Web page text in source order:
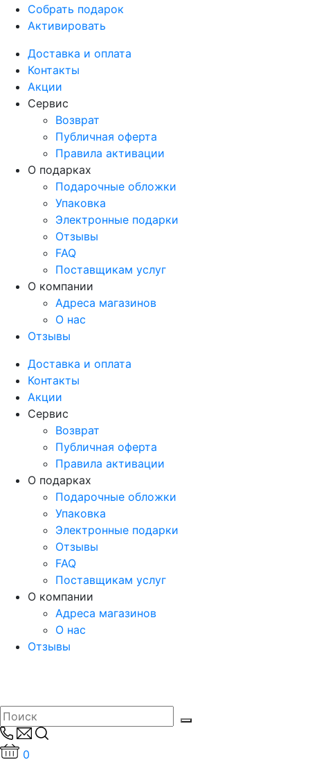
Собрать подарок
Активировать
Доставка и оплата
Контакты
Акции
Сервис
Возврат
Публичная оферта
Правила активации
О подарках
Подарочные обложки
Упаковка
Электронные подарки
Отзывы
FAQ
Поставщикам услуг
О компании
Адреса магазинов
О нас
Отзывы
Доставка и оплата
Контакты
Акции
Сервис
Возврат
Публичная оферта
Правила активации
О подарках
Подарочные обложки
Упаковка
Электронные подарки
Отзывы
FAQ
Поставщикам услуг
О компании
Адреса магазинов
О нас
Отзывы
0